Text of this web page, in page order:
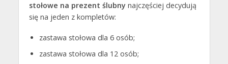
stołowe na prezent ślubnynajczęściej decydują
się na jeden z kompletów:
zastawa stołowa dla 6 osób;
zastawa stołowa dla 12 osób;